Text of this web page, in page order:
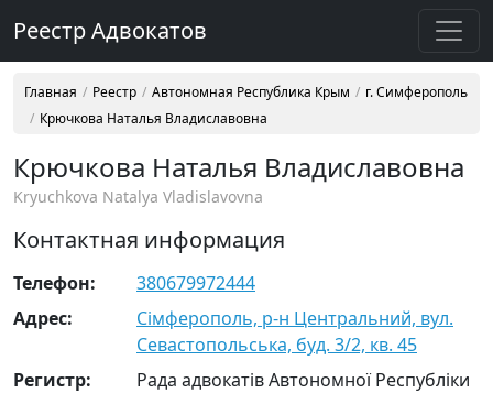
Реестр Адвокатов
Главная Реестр Автономная Республика Крым
г. Симферополь
Крючкова Наталья Владиславовна
Крючкова Наталья Владиславовна
Kryuchkova Natalya Vladislavovna
Контактная информация
Телефон:
380679972444
Адрес:
Сімферополь, р-н Центральний, вул.
Севастопольська, буд. 3/2, кв. 45
Регистр:
Рада адвокатів Автономної Республіки